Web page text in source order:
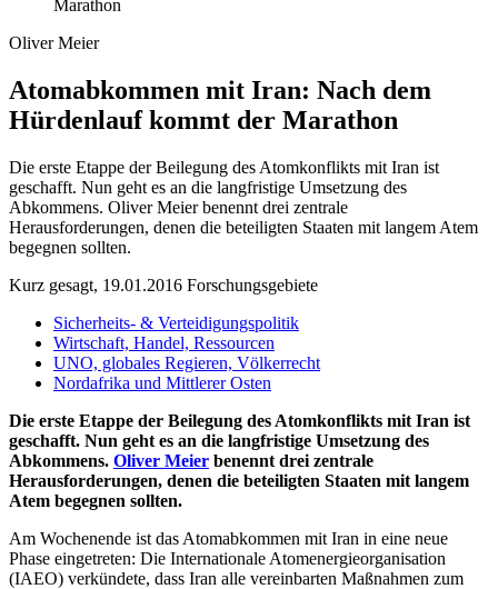
Marathon
Oliver Meier
Atomabkommen mit Iran: Nach dem
Hürdenlauf kommt der Marathon
Die erste Etappe der Beilegung des Atomkonflikts mit Iran ist
geschafft. Nun geht es an die langfristige Umsetzung des
Abkommens. Oliver Meier benennt drei zentrale
Herausforderungen, denen die beteiligten Staaten mit langem Atem
begegnen sollten.
Kurz gesagt, 19.01.2016 Forschungsgebiete
Sicherheits- & Verteidigungspolitik
Wirtschaft, Handel, Ressourcen
UNO, globales Regieren, Völkerrecht
Nordafrika und Mittlerer Osten
Die erste Etappe der Beilegung des Atomkonflikts mit Iran ist
geschafft. Nun geht es an die langfristige Umsetzung des
Abkommens. Oliver Meier benennt drei zentrale
Herausforderungen, denen die beteiligten Staaten mit langem
Atem begegnen sollten.
Am Wochenende ist das Atomabkommen mit Iran in eine neue
Phase eingetreten: Die Internationale Atomenergieorganisation
(IAEO) verkündete, dass Iran alle vereinbarten Maßnahmen zum